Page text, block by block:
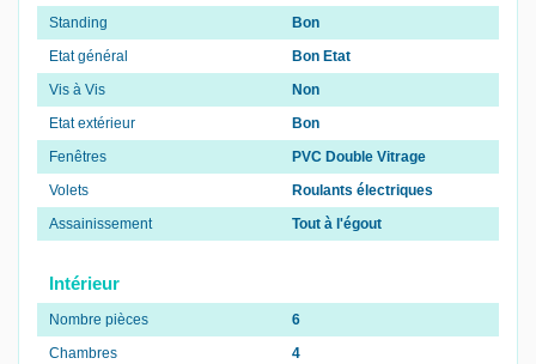
Standing
Bon
Etat général
Bon Etat
Vis à Vis
Non
Etat extérieur
Bon
Fenêtres
PVC Double Vitrage
Volets
Roulants électriques
Assainissement
Tout à l'égout
Intérieur
Nombre pièces
6
Chambres
4